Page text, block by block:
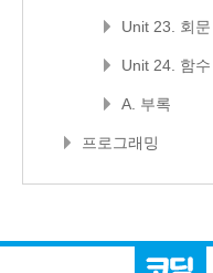
Unit 23. 회
Unit 24. 함
A. 부록
프로그래밍